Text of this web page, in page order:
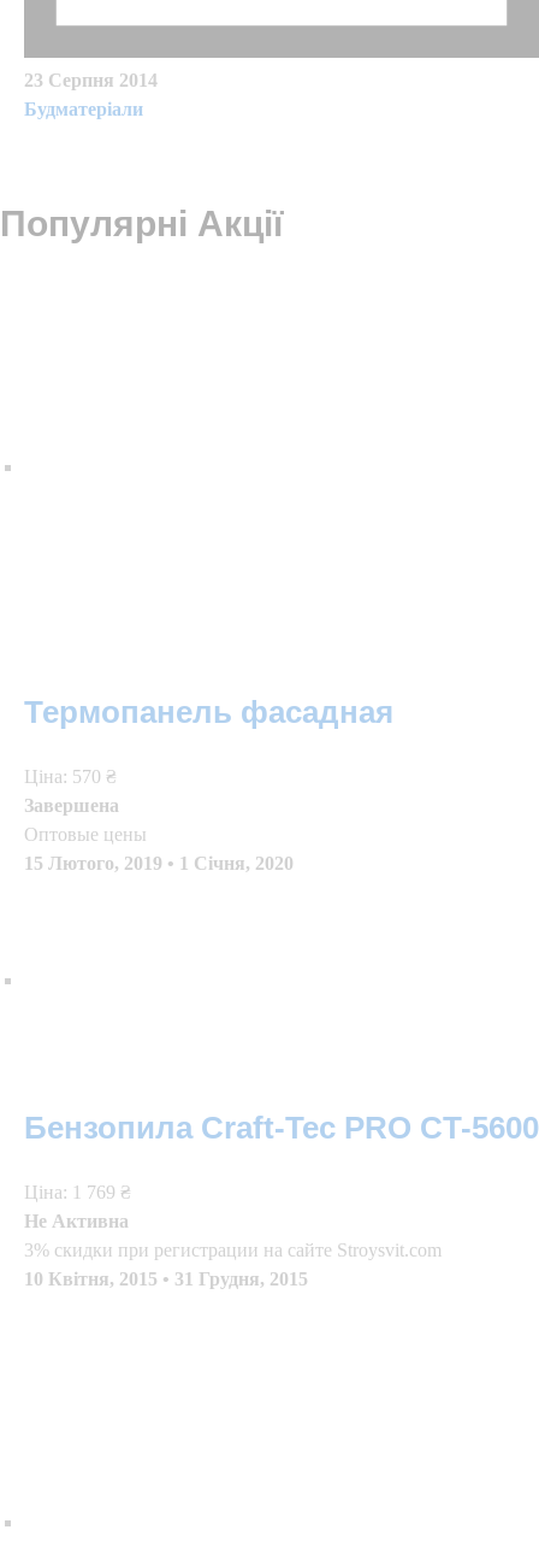
23 Серпня 2014
Будматеріали
Популярні Акцiї
Термопанель фасадная
Цiна: 570 ₴
Завершена
Оптовые цены
15 Лютого, 2019 • 1 Січня, 2020
Бензопила Craft-Tec PRO CT-5600
Цiна: 1 769 ₴
Не Активна
3% скидки при регистрации на сайте Stroysvit.com
10 Квітня, 2015 • 31 Грудня, 2015